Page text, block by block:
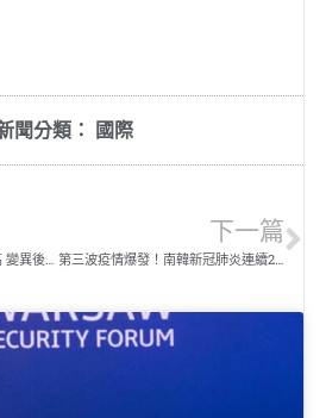
聞分類： 國際
日本第三波疫情連創單日新高 變異後的新冠病毒「傳染力更強」
下一篇